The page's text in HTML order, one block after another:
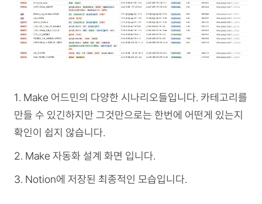
1️. Make 어드민의 다양한 시나리오들입니다. 카테고리를
만들 수 있긴하지만 그것만으로는 한번에 어떤게 있는지
확인이 쉽지 않습니다.
2️. Make 자동화 설계 화면 입니다.
3️. Notion에 저장된 최종적인 모습입니다.